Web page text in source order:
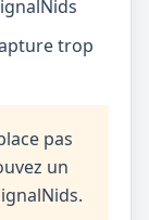
trop
pas
un